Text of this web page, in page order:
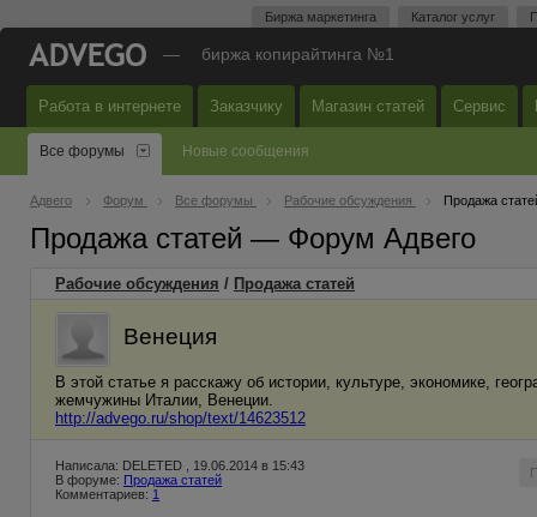
Биржа маркетинга Каталог услуг
— биржа копирайтинга №1
Работа в интернете Заказчику Магазин статей Сервис
Все форумы Новые сообщения
Адвего Форум Все форумы Рабочие обсуждения Продажа
Продажа статей — Форум Адвего
Рабочие обсуждения / Продажа статей
Венеция
В этой статье я расскажу об истории, культуре, экономике,
жемчужины Италии, Венеции.
http://advego.ru/shop/text/14623512
Написала: DELETED , 19.06.2014 в 15:43
В форуме: Продажа статей
Комментариев: 1